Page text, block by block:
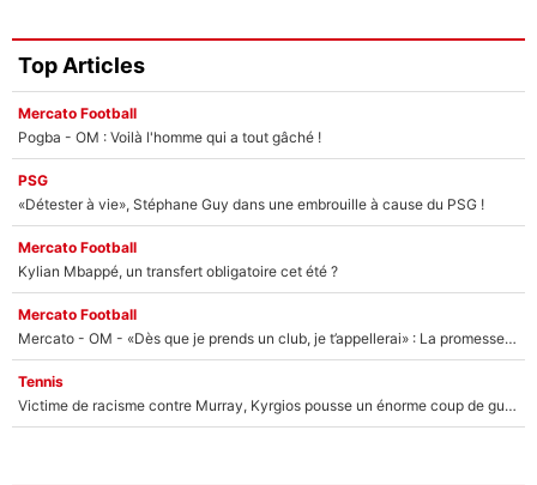
Top Articles
Mercato Football
Pogba - OM : Voilà l'homme qui a tout gâché !
PSG
«Détester à vie», Stéphane Guy dans une embrouille à cause du PSG !
Mercato Football
Kylian Mbappé, un transfert obligatoire cet été ?
Mercato Football
Mercato - OM - «Dès que je prends un club, je t’appellerai» : La promesse de Marcelino au moment de claquer la porte
Tennis
Victime de racisme contre Murray, Kyrgios pousse un énorme coup de gueule !